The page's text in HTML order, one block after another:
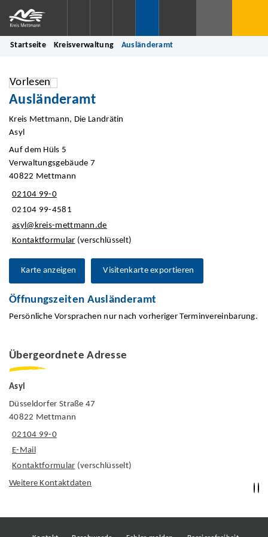
Startseite Kreisverwaltung Ausländeramt
Vorlesen
Ausländeramt
Kreis Mettmann, Die Landrätin
Asyl
Auf dem Hüls 5
Verwaltungsgebäude 7
40822 Mettmann
02104 99-0
02104 99-4581
asyl@kreis-mettmann.de
Kontaktformular (verschlüsselt)
Karte anzeigen Visitenkarte exportieren
Öffnungszeiten Ausländeramt
Persönliche Vorsprachen nur nach vorheriger Terminvereinbarung.
Übergeordnete Adresse
Asyl
Düsseldorfer Straße 47
40822 Mettmann
02104 99-0
E-Mail
Kontaktformular (verschlüsselt)
Weitere Kontaktdaten